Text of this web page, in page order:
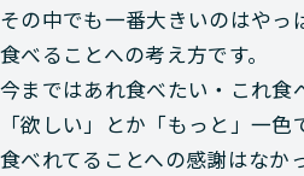
その中でも一番大きいのはやっ
食べることへの考え方です。
今まではあれ食べたい・これ食
「欲しい」とか「もっと」一色
食べれてることへの感謝はなか